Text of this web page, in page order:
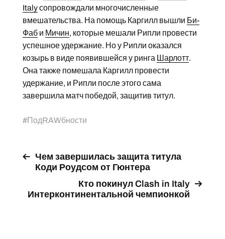
Italyсопровождали многочисленные
вмешательства. На помощь Каргилл вышли Би-
Фаби Мичин, которые мешали Рипли провести
успешное удержание. Но у Рипли оказался
козырь в виде появившейся у ринга Шарлотт.
Она также помешала Каргилл провести
удержание, и Рипли после этого сама
завершила матч победой, защитив титул.
#ПодRAWбности
Чем завершилась защита титула
Коди Роудсом от Гюнтера
Кто покинул Clash in Italy
Интерконтинентальной чемпионкой